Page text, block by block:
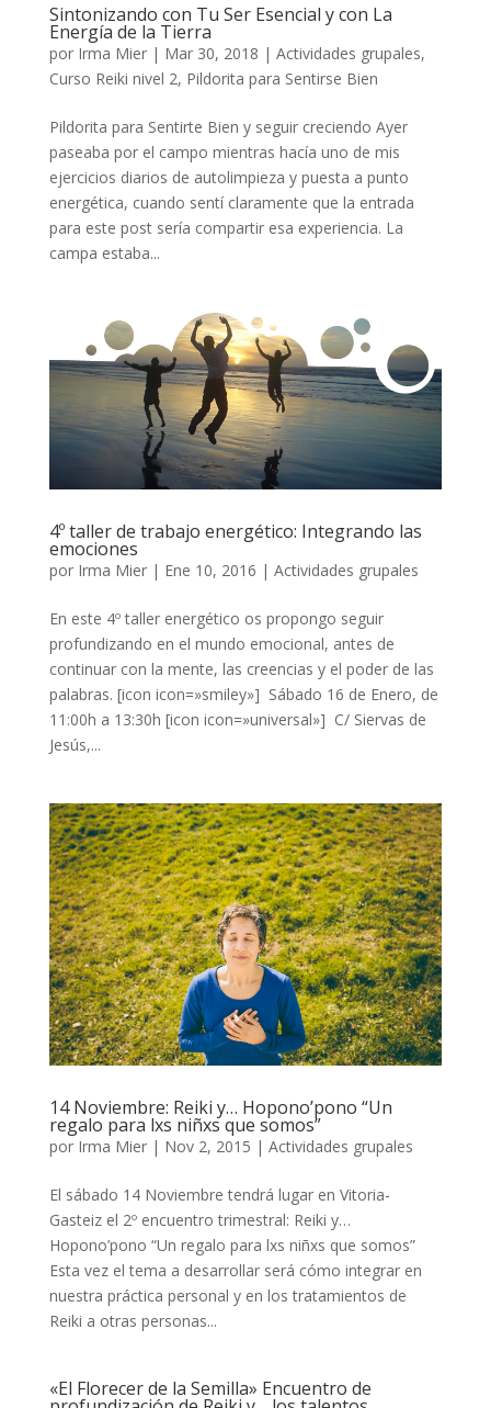
Sintonizando con Tu Ser Esencial y con La
Energía de la Tierra
por Irma Mier| Mar 30, 2018 | Actividades grupales,
Curso Reiki nivel 2, Pildorita para Sentirse Bien
Pildorita para Sentirte Bien y seguir creciendo Ayer
paseaba por el campo mientras hacía uno de mis
ejercicios diarios de autolimpieza y puesta a punto
energética, cuando sentí claramente que la entrada
para este post sería compartir esa experiencia. La
campa estaba...
4º taller de trabajo energético: Integrando las
emociones
por Irma Mier| Ene 10, 2016 | Actividades grupales
En este 4º taller energético os propongo seguir
profundizando en el mundo emocional, antes de
continuar con la mente, las creencias y el poder de las
palabras. [icon icon=»smiley»] Sábado 16 de Enero, de
11:00h a 13:30h [icon icon=»universal»] C/ Siervas de
Jesús,...
14 Noviembre: Reiki y… Hopono’pono “Un
regalo para lxs niñxs que somos”
por Irma Mier| Nov 2, 2015 | Actividades grupales
El sábado 14 Noviembre tendrá lugar en Vitoria-
Gasteiz el 2º encuentro trimestral: Reiki y…
Hopono’pono “Un regalo para lxs niñxs que somos”
Esta vez el tema a desarrollar será cómo integrar en
nuestra práctica personal y en los tratamientos de
Reiki a otras personas...
«El Florecer de la Semilla» Encuentro de